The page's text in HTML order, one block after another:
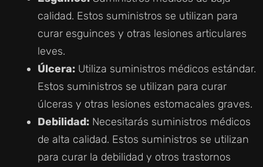
calidad. Estos suministros se utilizan para
curar esguinces y otras lesiones articulares
leves.
Úlcera: Utiliza suministros médicos estándar.
Estos suministros se utilizan para curar
úlceras y otras lesiones estomacales graves.
Debilidad: Necesitarás suministros médicos
de alta calidad. Estos suministros se utilizan
para curar la debilidad y otros trastornos